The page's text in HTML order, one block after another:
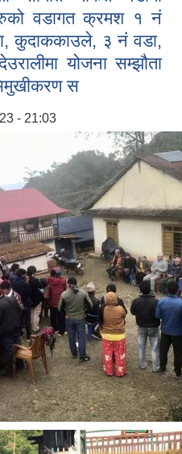
वडागत क्रमश १ नं
कुदाककाउले, ३ नं वडा,
योजना सम्झौता
स
- 21:03